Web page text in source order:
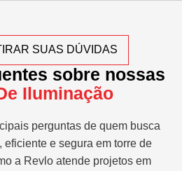
SUAS DÚVIDAS
sobre nossas
Iluminação
perguntas de quem busca
eficiente e segura em torre de
a Revlo atende projetos em